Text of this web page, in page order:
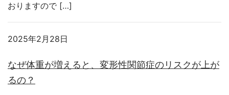
おりますので […]
2025年2月28日
なぜ体重が増えると、変形性関節症のリスクが上が
るの？